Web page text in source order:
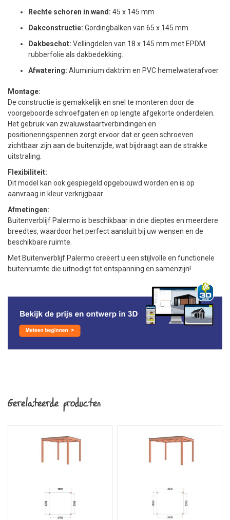
Rechte schoren in wand: 45 x 145 mm
Dakconstructie: Gordingbalken van 65 x 145 mm
Dakbeschot: Vellingdelen van 18 x 145 mm met EPDM
rubberfolie als dakbedekking.
Afwatering: Aluminium daktrim en PVC hemelwaterafvoer.
Montage:
De constructie is gemakkelijk en snel te monteren door de
voorgeboorde schroefgaten en op lengte afgekorte onderdelen.
Het gebruik van zwaluwstaartverbindingen en
positioneringspennen zorgt ervoor dat er geen schroeven
zichtbaar zijn aan de buitenzijde, wat bijdraagt aan de strakke
uitstraling.
Flexibiliteit:
Dit model kan ook gespiegeld opgebouwd worden en is op
aanvraag in kleur verkrijgbaar.
Afmetingen:
Buitenverblijf Palermo is beschikbaar in drie dieptes en meerdere
breedtes, waardoor het perfect aansluit bij uw wensen en de
beschikbare ruimte.
Met Buitenverblijf Palermo creëert u een stijlvolle en functionele
buitenruimte die uitnodigt tot ontspanning en samenzijn!
Gerelateerde producten